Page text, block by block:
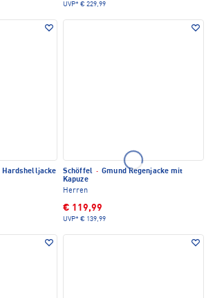
UVP* € 229,99
Hardshelljacke
Schöffel · Gmund Regenjacke mit
Kapuze
Herren
€ 119,99
UVP* € 139,99